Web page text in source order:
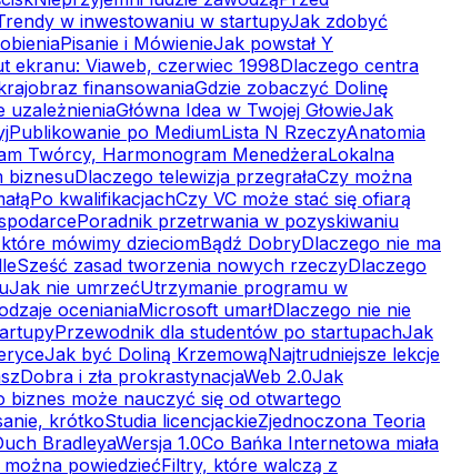
w inwestowaniu w startupyJak zdobyć
Pisanie i MówienieJak powstał Y
ekranu: Viaweb, czerwiec 1998Dlaczego centra
finansowaniaGdzie zobaczyć Dolinę
uzależnieniaGłówna Idea w Twojej GłowieJak
Publikowanie po MediumLista N RzeczyAnatomia
Twórcy, Harmonogram MenedżeraLokalna
biznesuDlaczego telewizja przegrałaCzy można
Po kwalifikacjachCzy VC może stać się ofiarą
Poradnik przetrwania w pozyskiwaniu
które mówimy dzieciomBądź DobryDlaczego nie ma
Sześć zasad tworzenia nowych rzeczyDlaczego
Jak nie umrzećUtrzymanie programu w
ocenianiaMicrosoft umarłDlaczego nie nie
Przewodnik dla studentów po startupachJak
Jak być Doliną KrzemowąNajtrudniejsze lekcje
Dobra i zła prokrastynacjaWeb 2.0Jak
biznes może nauczyć się od otwartego
krótkoStudia licencjackieZjednoczona Teoria
BradleyaWersja 1.0Co Bańka Internetowa miała
można powiedziećFiltry, które walczą z